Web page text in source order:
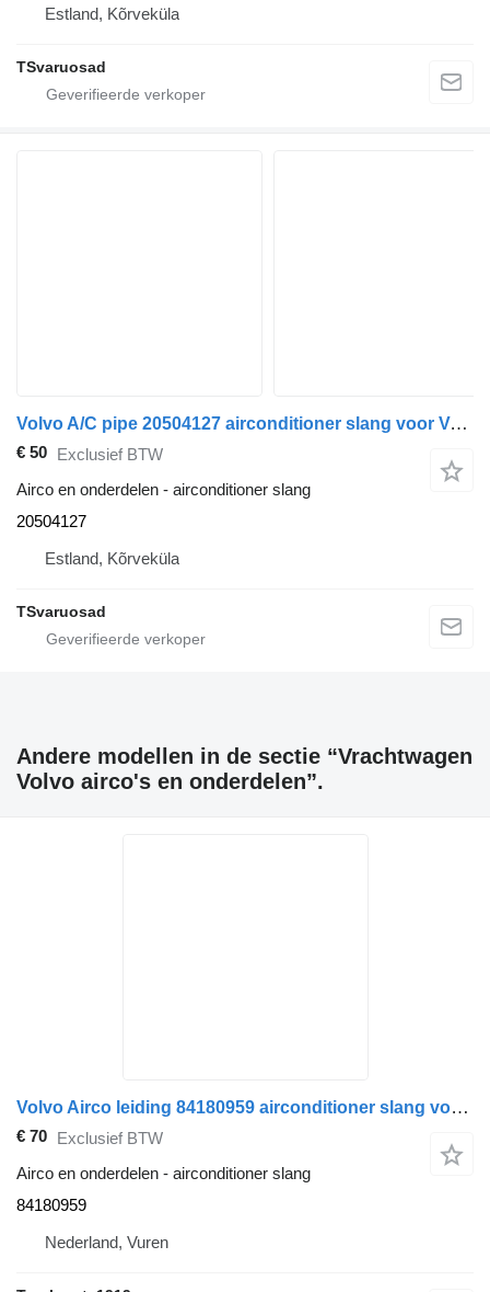
Estland, Kõrveküla
TSvaruosad
Volvo A/C pipe 20504127 airconditioner slang voor Volvo FM9 vrachtwagen
€ 50 Exclusief BTW
Airco en onderdelen - airconditioner slang
20504127
Estland, Kõrveküla
TSvaruosad
Andere modellen in de sectie “Vrachtwagen
Volvo airco's en onderdelen”.
Volvo Airco leiding 84180959 airconditioner slang voor vrachtwagen
€ 70 Exclusief BTW
Airco en onderdelen - airconditioner slang
84180959
Nederland, Vuren